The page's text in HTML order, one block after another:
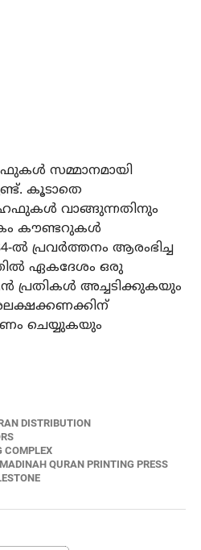
സമ്മാനമായി
കൂടാതെ
വാങ്ങുന്നതിനും
കൗണ്ടറുകള്‍
ല്‍ പ്രവര്‍ത്തനം ആരംഭിച്ച
ഏകദേശം ഒരു
പ്രതികള്‍ അച്ചടിക്കുകയും
ചെയ്യുകയും
DISTRIBUTION
COMPLEX
QURAN PRINTING PRESS